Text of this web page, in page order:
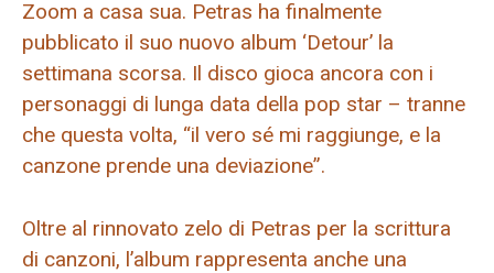
Zoom a casa sua. Petras ha finalmente
pubblicato il suo nuovo album ‘Detour’ la
settimana scorsa. Il disco gioca ancora con i
personaggi di lunga data della pop star – tranne
che questa volta, “il vero sé mi raggiunge, e la
canzone prende una deviazione”.
Oltre al rinnovato zelo di Petras per la scrittura
di canzoni, l’album rappresenta anche una